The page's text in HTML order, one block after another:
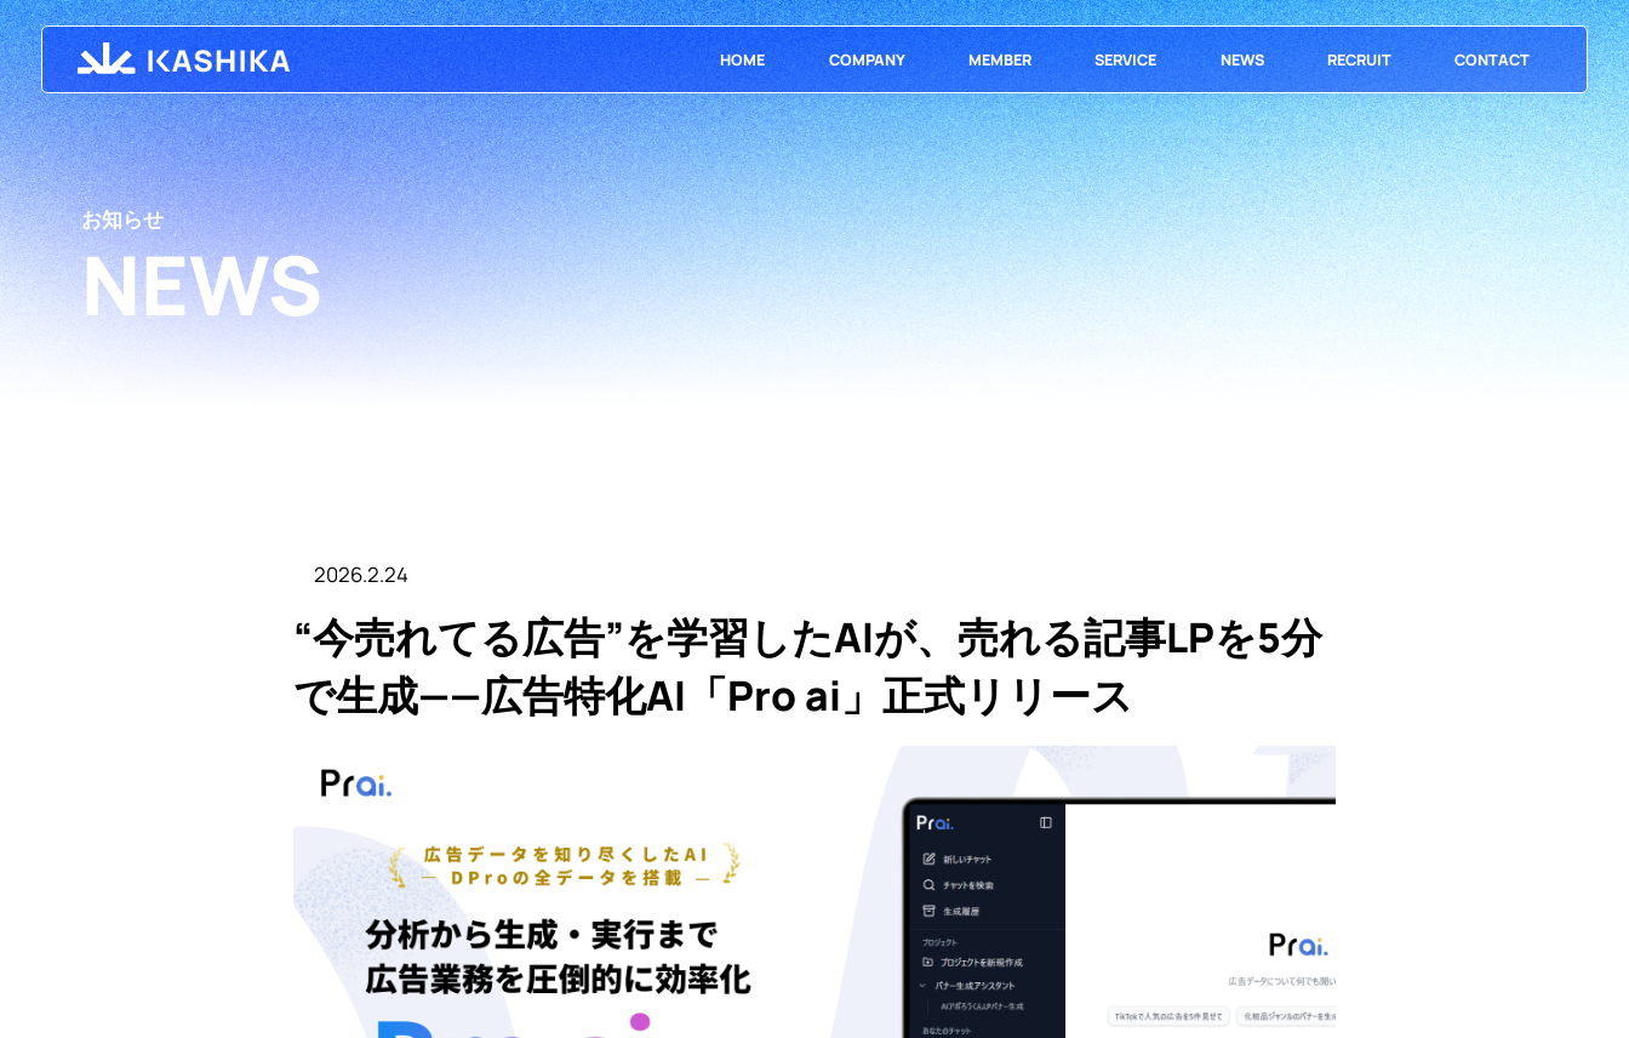
HOME COMPANY MEMBER SERVICE NEWS RECRUIT CONTACT
お知らせ
NEWS
2026.2.24
“今売れてる広告”を学習したAIが、売れる記事LPを5分
で生成——広告特化AI「Pro ai」正式リリース